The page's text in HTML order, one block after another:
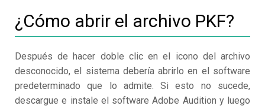
¿Cómo abrir el archivo PKF?
Después de hacer doble clic en el icono del archivo
desconocido, el sistema debería abrirlo en el software
predeterminado que lo admite. Si esto no sucede,
descargue e instale el software Adobe Audition y luego